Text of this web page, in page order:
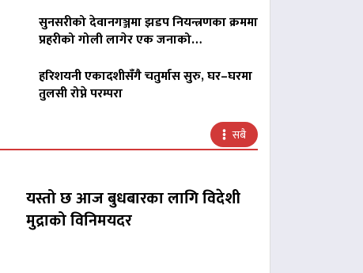
सुनसरीको देवानगञ्जमा झडप नियन्त्रणका क्रममा
प्रहरीको गोली लागेर एक जनाको…
हरिशयनी एकादशीसँगै चतुर्मास सुरु, घर–घरमा
तुलसी रोप्ने परम्परा
सबै
यस्तो छ आज बुधबारका लागि विदेशी
मुद्राको विनिमयदर